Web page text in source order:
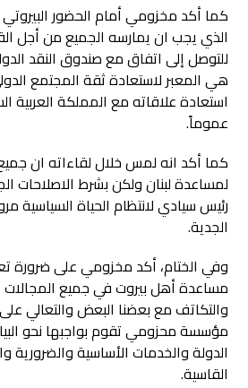
كما أكد مخزومي أمام الحضور
الذي يجب ان يمارسه الجميع من أجل
للتوصل إلى اتفاق مع صندوق النقد
هي المعبر لاستعادة ثقة المجتمع
استعادة علاقاته مع المملكة العربية
عموماً.
كما أكد انه لمس خلال لقاءاته ان
لمساعدة لبنان ولكن بشرط الاصلاحات
رئيس سيادي لانتظام الحياة السياسية
الجدية.
وفي الختام، أكد مخزومي على ضرورة
مساعدة أهل بيروت في جميع المجالات
والتكاتف مع بعضنا البعض والتعالي
مؤسسة محزومي تقوم بواجبها نحو
الدولة والخدمات الأساسية والضرورية
القاسية.